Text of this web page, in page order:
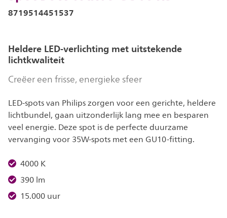
8719514451537
Heldere LED-verlichting met uitstekende
lichtkwaliteit
Creëer een frisse, energieke sfeer
LED-spots van Philips zorgen voor een gerichte, heldere
lichtbundel, gaan uitzonderlijk lang mee en besparen
veel energie. Deze spot is de perfecte duurzame
vervanging voor 35W-spots met een GU10-fitting.
4000 K
390 lm
15.000 uur